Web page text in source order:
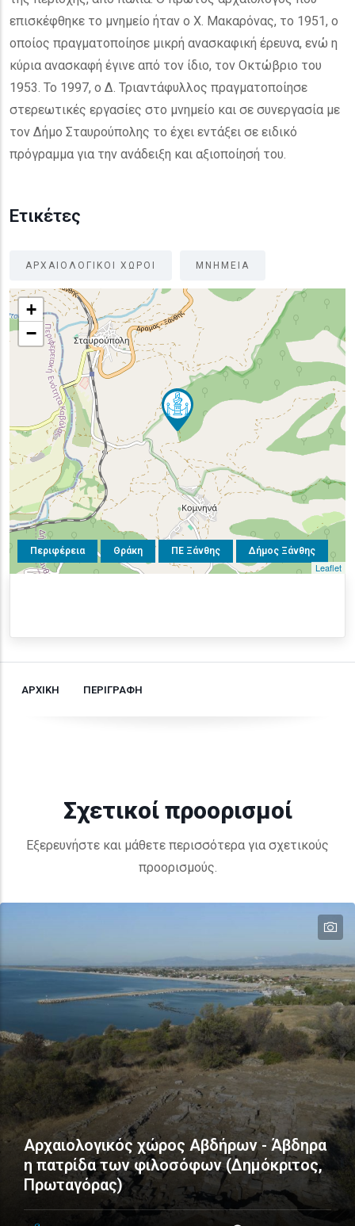
επισκέφθηκε το μνημείο ήταν ο Χ. Μακαρόνας, το 1951, ο
οποίος πραγματοποίησε μικρή ανασκαφική έρευνα, ενώ η
κύρια ανασκαφή έγινε από τον ίδιο, τον Οκτώβριο του
1953. Το 1997, ο Δ. Τριαντάφυλλος πραγματοποίησε
στερεωτικές εργασίες στο μνημείο και σε συνεργασία με
τον Δήμο Σταυρούπολης το έχει εντάξει σε ειδικό
πρόγραμμα για την ανάδειξη και αξιοποίησή του.
Ετικέτες
ΑΡΧΑΙΟΛΟΓΙΚΟΙ ΧΩΡΟΙ ΜΝΗΜΕΙΑ
Περιφέρεια Θράκη ΠΕ Ξάνθης Δήμος Ξάνθης
+
−
Leaflet
ΑΡΧΙΚΗ ΠΕΡΙΓΡΑΦΗ
Σχετικοί προορισμοί
Εξερευνήστε και μάθετε περισσότερα για σχετικούς
προορισμούς.
Αρχαιολογικός χώρος Αβδήρων - Άβδηρα
η πατρίδα των φιλοσόφων (Δημόκριτος,
Πρωταγόρας)